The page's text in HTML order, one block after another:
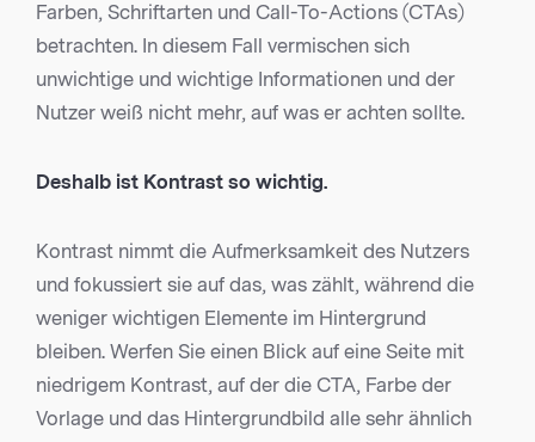
Farben, Schriftarten und Call-To-Actions (CTAs)
betrachten. In diesem Fall vermischen sich
unwichtige und wichtige Informationen und der
Nutzer weiß nicht mehr, auf was er achten sollte.
Deshalb ist Kontrast so wichtig.
Kontrast nimmt die Aufmerksamkeit des Nutzers
und fokussiert sie auf das, was zählt, während die
weniger wichtigen Elemente im Hintergrund
bleiben. Werfen Sie einen Blick auf eine Seite mit
niedrigem Kontrast, auf der die CTA, Farbe der
Vorlage und das Hintergrundbild alle sehr ähnlich